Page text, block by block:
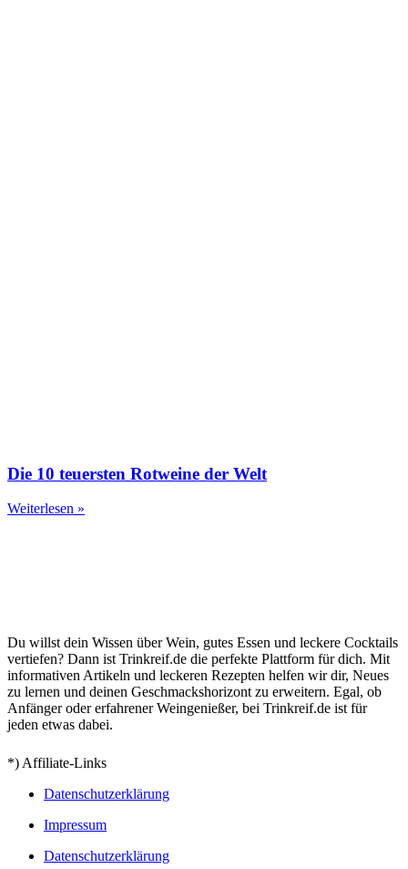
Die 10 teuersten Rotweine der Welt
Weiterlesen »
Du willst dein Wissen über Wein, gutes Essen und leckere Cocktails
vertiefen? Dann ist Trinkreif.de die perfekte Plattform für dich. Mit
informativen Artikeln und leckeren Rezepten helfen wir dir, Neues
zu lernen und deinen Geschmackshorizont zu erweitern. Egal, ob
Anfänger oder erfahrener Weingenießer, bei Trinkreif.de ist für
jeden etwas dabei.
*) Affiliate-Links
Datenschutzerklärung
Impressum
Datenschutzerklärung